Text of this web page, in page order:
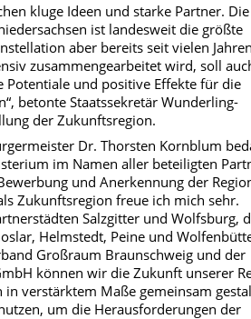
kluge Ideen und starke Partner. Die
ist landesweit die größte
aber bereits seit vielen
zusammengearbeitet wird, soll
Potentiale und positive Effekte für die
betonte Staatssekretär Wunderling-
der Zukunftsregion.
Dr. Thorsten Kornblum
im Namen aller beteiligten
und Anerkennung der
Zukunftsregion freue ich mich sehr.
Salzgitter und Wolfsburg,
Helmstedt, Peine und
Großraum Braunschweig und der
können wir die Zukunft unserer
in verstärktem Maße gemeinsam
um die Herausforderungen der